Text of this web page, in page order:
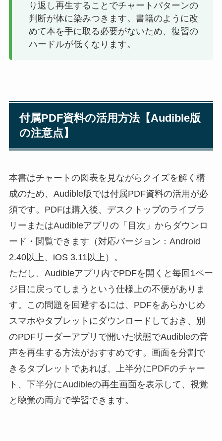
り返し再生することでチャートパターンの
判断が体に染みつきます。書籍のように改
めて本を手に取る必要がないため、復習の
ハードルが低くなります。
付属PDF資料の活用方法【Audible版
の注意点】
本書はチャートの図表を見ながらクイズを解く構
成のため、Audible版では付属PDF資料の活用が必
須です。PDFは購入後、デスクトップのライブラ
リーまたはAudibleアプリの「目次」からダウンロ
ード・閲覧できます（対応バージョン：Android
2.40以上、iOS 3.11以上）。
ただし、Audibleアプリ内でPDFを開くと毎回1ペー
ジ目に戻ってしまうという仕様上の不便がありま
す。この問題を回避するには、PDFをあらかじめ
スマホやタブレットにダウンロードしておき、別
のPDFリーダーアプリで開いた状態でAudibleの音
声を再生する方法がおすすめです。画面を分割で
きるタブレットであれば、上半分にPDFのチャー
ト、下半分にAudibleの再生画面を表示して、視覚
と聴覚の両方で学習できます。